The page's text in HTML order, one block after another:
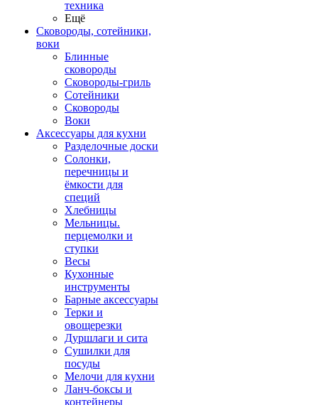
техника
Ещё
Сковороды, сотейники,
воки
Блинные
сковороды
Сковороды-гриль
Сотейники
Сковороды
Воки
Аксессуары для кухни
Разделочные доски
Солонки,
перечницы и
ёмкости для
специй
Хлебницы
Мельницы.
перцемолки и
ступки
Весы
Кухонные
инструменты
Барные аксессуары
Терки и
овощерезки
Дуршлаги и сита
Сушилки для
посуды
Мелочи для кухни
Ланч-боксы и
контейнеры